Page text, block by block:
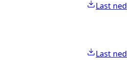
Last ned
Last ned